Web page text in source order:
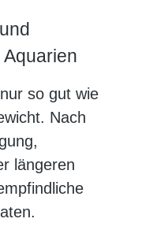
so gut wie
Nach
längeren